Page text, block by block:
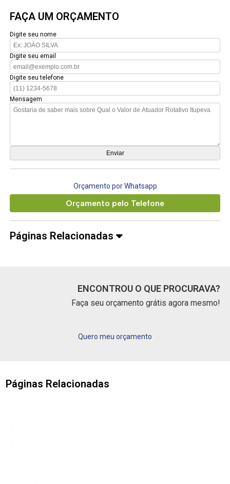
FAÇA UM ORÇAMENTO
Digite seu nome
Digite seu email
Digite seu telefone
Mensagem
Orçamento por Whatsapp
Orçamento pelo Telefone
Páginas Relacionadas
ENCONTROU O QUE PROCURAVA?
Faça seu orçamento grátis agora mesmo!
Quero meu orçamento
Páginas Relacionadas